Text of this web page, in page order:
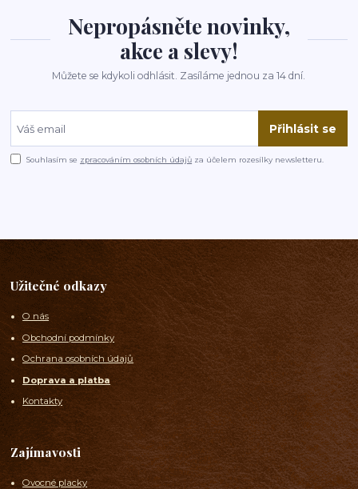
Nepropásněte novinky,
akce a slevy!
Můžete se kdykoli odhlásit. Zasíláme jednou za 14 dní.
Přihlásit se
Souhlasím se zpracováním osobních údajů za účelem rozesílky newsletteru.
Užitečné odkazy
O nás
Obchodní podmínky
Ochrana osobních údajů
Doprava a platba
Kontakty
Zajímavosti
Ovocné placky